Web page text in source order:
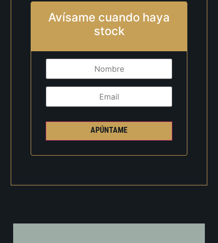
Avísame cuando haya
stock
APÚNTAME